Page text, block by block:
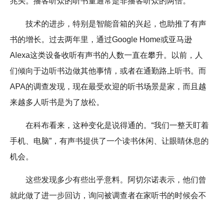
技术的进步，特别是智能音箱的兴起，也助推了有声
书的增长。过去两年里，通过Google Home或亚马逊
Alexa这类设备收听有声书的人数一直在攀升。以前，人
们倾向于边听书边做其他事情，或者在通勤路上听书。而
APA的调查发现，现在最受欢迎的听书场景是家，而且越
来越多人听书是为了放松。
在科布看来，这种变化是说得通的。“我们一整天盯着
手机、电脑”，有声书提供了一个读书休闲、让眼睛休息的
机会。
这些发现多少有些出乎意料。阿切尔诺表示，他们曾
就此做了进一步回访，询问被调查者在家听书的时候会不